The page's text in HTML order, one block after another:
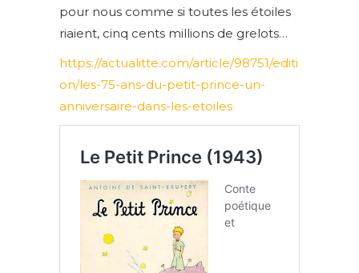
pour nous comme si toutes les étoiles
riaient, cinq cents millions de grelots…
https://actualitte.com/article/98751/editi
on/les-75-ans-du-petit-prince-un-
anniversaire-dans-les-etoiles